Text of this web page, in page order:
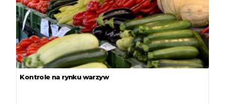
Kontrole na rynku warzyw